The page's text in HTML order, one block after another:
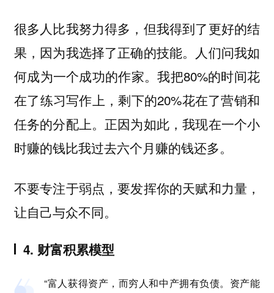
很多人比我努力得多，但我得到了更好的结
果，因为我选择了正确的技能。人们问我如
何成为一个成功的作家。我把80%的时间花
在了练习写作上，剩下的20%花在了营销和
任务的分配上。正因为如此，我现在一个小
时赚的钱比我过去六个月赚的钱还多。
不要专注于弱点，要发挥你的天赋和力量，
让自己与众不同。
4. 财富积累模型
“富人获得资产，而穷人和中产拥有负债。资产能